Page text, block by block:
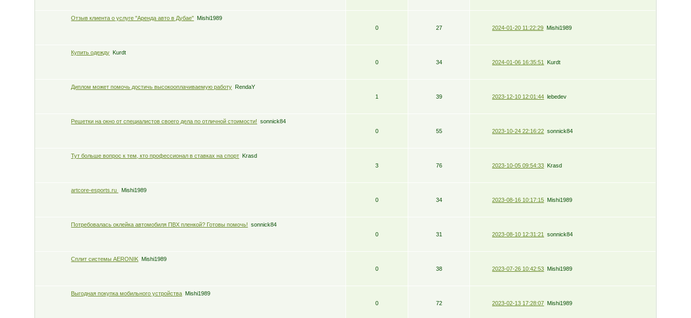
Отзыв клиента о услуге "Аренда авто в Дубае" Mishi1989
0
27 2024-01-20 11:22:29 Mishi1989
Купить одежду Kurdt
0
34 2024-01-06 16:35:51 Kurdt
Диплом может помочь достичь высокооплачиваемую работу RendaY
1
39 2023-12-10 12:01:44 lebedev
Решетки на окно от специалистов своего дела по отличной стоимости!
sonnick84
0
55 2023-10-24 22:16:22 sonnick84
Тут больше вопрос к тем, кто профессионал в ставках на спорт Krasd
3
76 2023-10-05 09:54:33 Krasd
artcore-esports.ru
Mishi1989
0
34 2023-08-16 10:17:15 Mishi1989
Потребовалась оклейка автомобиля ПВХ пленкой? Готовы помочь!
sonnick84
0
31 2023-08-10 12:31:21 sonnick84
Сплит системы AERONIK Mishi1989
0
38 2023-07-26 10:42:53 Mishi1989
Выгодная покупка мобильного устройства Mishi1989
0
72 2023-02-13 17:28:07 Mishi1989